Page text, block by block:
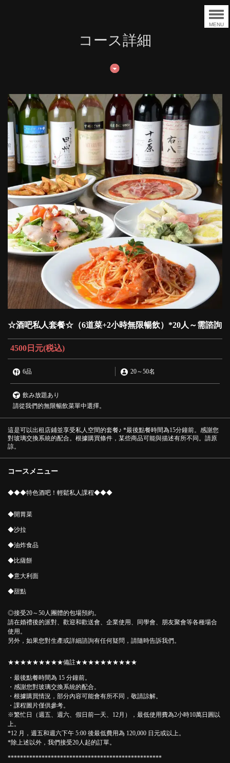
MENU
コース詳細
☆酒吧私人套餐☆（6道菜+2小時無限暢飲）*20人～需諮詢
4500日元(税込)
6品 20～50名
飲み放題あり
請從我們的無限暢飲菜單中選擇。
這是可以出租店鋪並享受私人空間的套餐♪ *最後點餐時間為15分鐘前。感謝您
對玻璃交換系統的配合。根據購買條件，某些商品可能與描述有所不同。請原
諒。
コースメニュー
◆◆◆特色酒吧！輕鬆私人課程◆◆◆
◆開胃菜
◆沙拉
◆油炸食品
◆比薩餅
◆意大利面
◆甜點
◎接受20～50人團體的包場預約。
請在婚禮後的派對、歡迎和歡送會、企業使用、同學會、朋友聚會等各種場合
使用。
另外，如果您對生產或詳細諮詢有任何疑問，請隨時告訴我們。
★★★★★★★★★備註★★★★★★★★★★
・最後點餐時間為 15 分鐘前。
・感謝您對玻璃交換系統的配合。
・根據購買情況，部分內容可能會有所不同，敬請諒解。
・課程圖片僅供參考。
※繁忙日（週五、週六、假日前一天、12月），最低使用費為2小時10萬日圓以
上。
*12 月，週五和週六下午 5:00 後最低費用為 120,000 日元或以上。
*除上述以外，我們接受20人起的訂單。
**************************************************
この店舗情報をシェアする
☆酒吧私人套餐☆（6道菜+2小時無限暢飲）*20人～需諮詢 |
高崎ワインバール
群馬県高崎市八島町２９－１ ツインズハヤシ１Ｆ